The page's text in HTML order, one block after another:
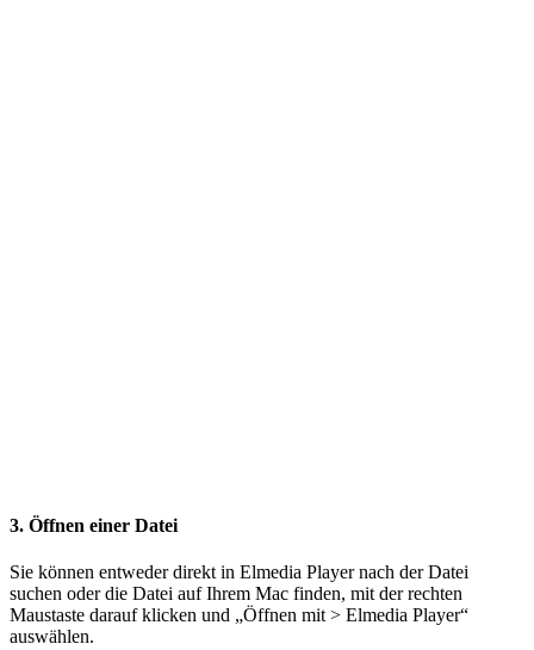
3. Öffnen einer Datei
Sie können entweder direkt in Elmedia Player nach der Datei
suchen oder die Datei auf Ihrem Mac finden, mit der rechten
Maustaste darauf klicken und „Öffnen mit > Elmedia Player“
auswählen.